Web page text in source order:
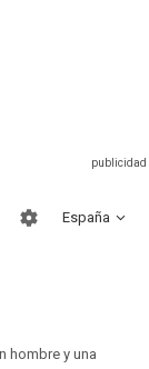
España
hombre y una